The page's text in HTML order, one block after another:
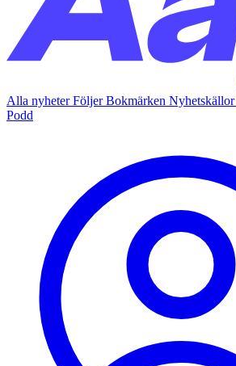
Alla nyheterFöljerBokmärken Nyhetskällor
Podd